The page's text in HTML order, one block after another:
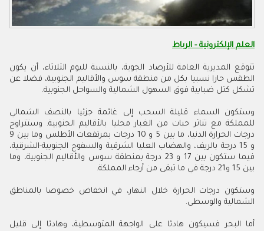
العلم الإلكترونية - الرباط
تتوقع المديرية العامة للأرصاد الجوية، بالنسبة لليوم الثلاثاء، أن يكون
الطقس حارا نسبيا بكل من منطقة سوس والأقاليم الجنوبية، فضلا عن
تشكل كتل ضبابية فوق السهول الشمالية والسواحل الجنوبية.
وستكون السماء قليلة السحب إلى غائمة جزئيا بالنصف الشمالي
للمملكة مع تناثر حبات من الغبار محليا بالأقاليم الجنوبية. وستتراوح
درجات الحرارة الدنيا، ما بين 5 و 10 درجات بمرتفعات الأطلس وما بين 9
و 15 درجة بالريف، والهضاب العليا الشرقية والسفوح الجنوبية-الشرقية،
فيما ستكون بين 17 و 23 درجة بمنطقة سوس والأقاليم الجنوبية، وما
بين 15 و21 درجة في ما تبقى من أرجاء المملكة.
وستكون درجات الحرارة خلال النهار، في انخفاض خصوصا بالمناطق
الشمالية والوسطى.
أما البحر فسيكون هادئا على الواجهة المتوسطية، وهادئا إلى قليل